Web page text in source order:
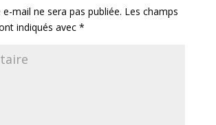
mail ne sera pas publiée. Les champs
indiqués avec *